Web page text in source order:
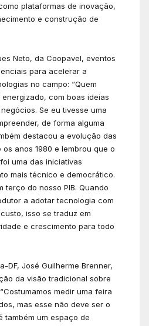
plataformas de inovação,
e construção de
Neto, da Coopavel, eventos
para acelerar a
no campo: “Quem
com boas ideias
Se eu tivesse uma
de forma alguma
destacou a evolução das
anos 1980 e lembrou que o
uma das iniciativas
mais técnico e democrático.
terço do nosso PIB. Quando
a adotar tecnologia com
isso se traduz em
e crescimento para todo
DF, José Guilherme Brenner,
da visão tradicional sobre
medir uma feira
mas esse não deve ser o
também um espaço de